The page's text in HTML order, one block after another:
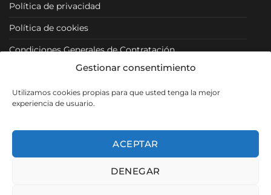
Gestionar consentimiento
Utilizamos cookies propias para que usted tenga la mejor
experiencia de usuario.
ACEPTAR
DENEGAR
Política de privacidad
Política de cookies
Condiciones Generales de Contratación
Condiciones Particulares
Política de Venta y Cancelación/Devolución